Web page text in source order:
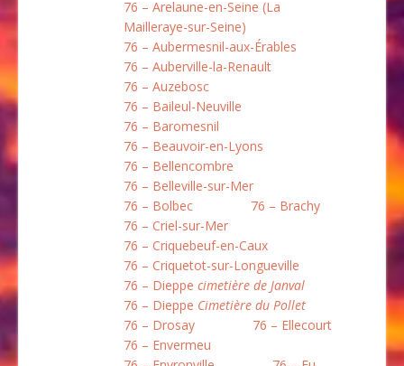
76 – Arelaune-en-Seine (La
Mailleraye-sur-Seine)
76 – Aubermesnil-aux-Érables
76 – Auberville-la-Renault
76 – Auzebosc
76 – Baileul-Neuville
76 – Baromesnil
76 – Beauvoir-en-Lyons
76 – Bellencombre
76 – Belleville-sur-Mer
76 – Bolbec
76 – Brachy
76 – Criel-sur-Mer
76 – Criquebeuf-en-Caux
76 – Criquetot-sur-Longueville
76 – Dieppe cimetière de Janval
76 – Dieppe Cimetière du Pollet
76 – Drosay
76 – Ellecourt
76 – Envermeu